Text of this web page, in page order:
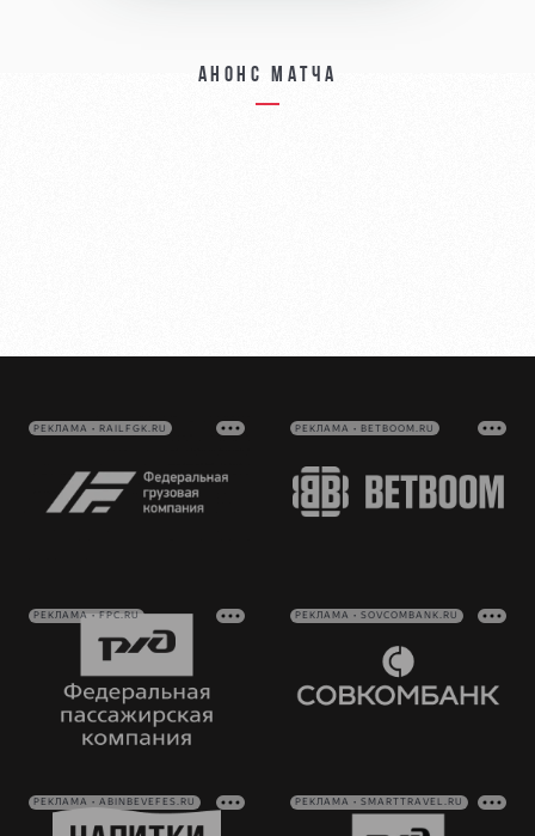
Анонс матча
РЕКЛАМА • RAILFGK.RU РЕКЛАМА • BETBOOM.RU
РЕКЛАМА • FPC.RU РЕКЛАМА • SOVCOMBANK.RU
РЕКЛАМА • ABINBEVEFES.RU РЕКЛАМА • SMARTTRAVEL.RU